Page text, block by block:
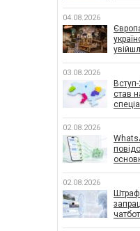
04.08.2026
03.08.2026
став
02.08.2026
02.08.2026